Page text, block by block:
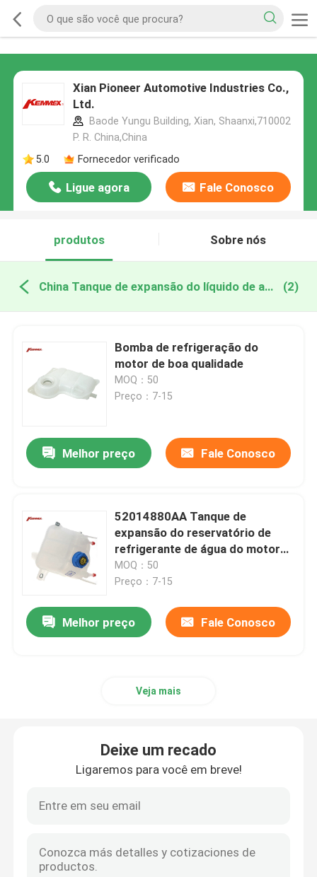
Xian Pioneer Automotive Industries Co.,
Ltd.
Baode Yungu Building, Xian, Shaanxi,710002
P. R. China,China
5.0
Fornecedor verificado
Ligue agora Fale Conosco
produtos Sobre nós
China Tanque de expansão do líquido de arrefecimento do motor (2)
Bomba de refrigeração do
motor de boa qualidade
MOQ：50
Preço：7-15
Melhor preço Fale Conosco
52014880AA Tanque de
expansão do reservatório de
refrigerante de água do motor
do radiador Para Ford F350 Ram
ProMaster
MOQ：50
Preço：7-15
Melhor preço Fale Conosco
Veja mais
Deixe um recado
Ligaremos para você em breve!